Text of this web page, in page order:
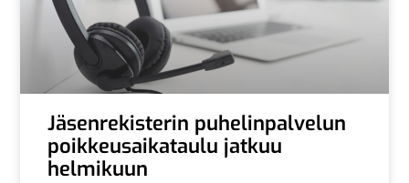
Jäsenrekisterin puhelinpalvelun
poikkeusaikataulu jatkuu
helmikuun